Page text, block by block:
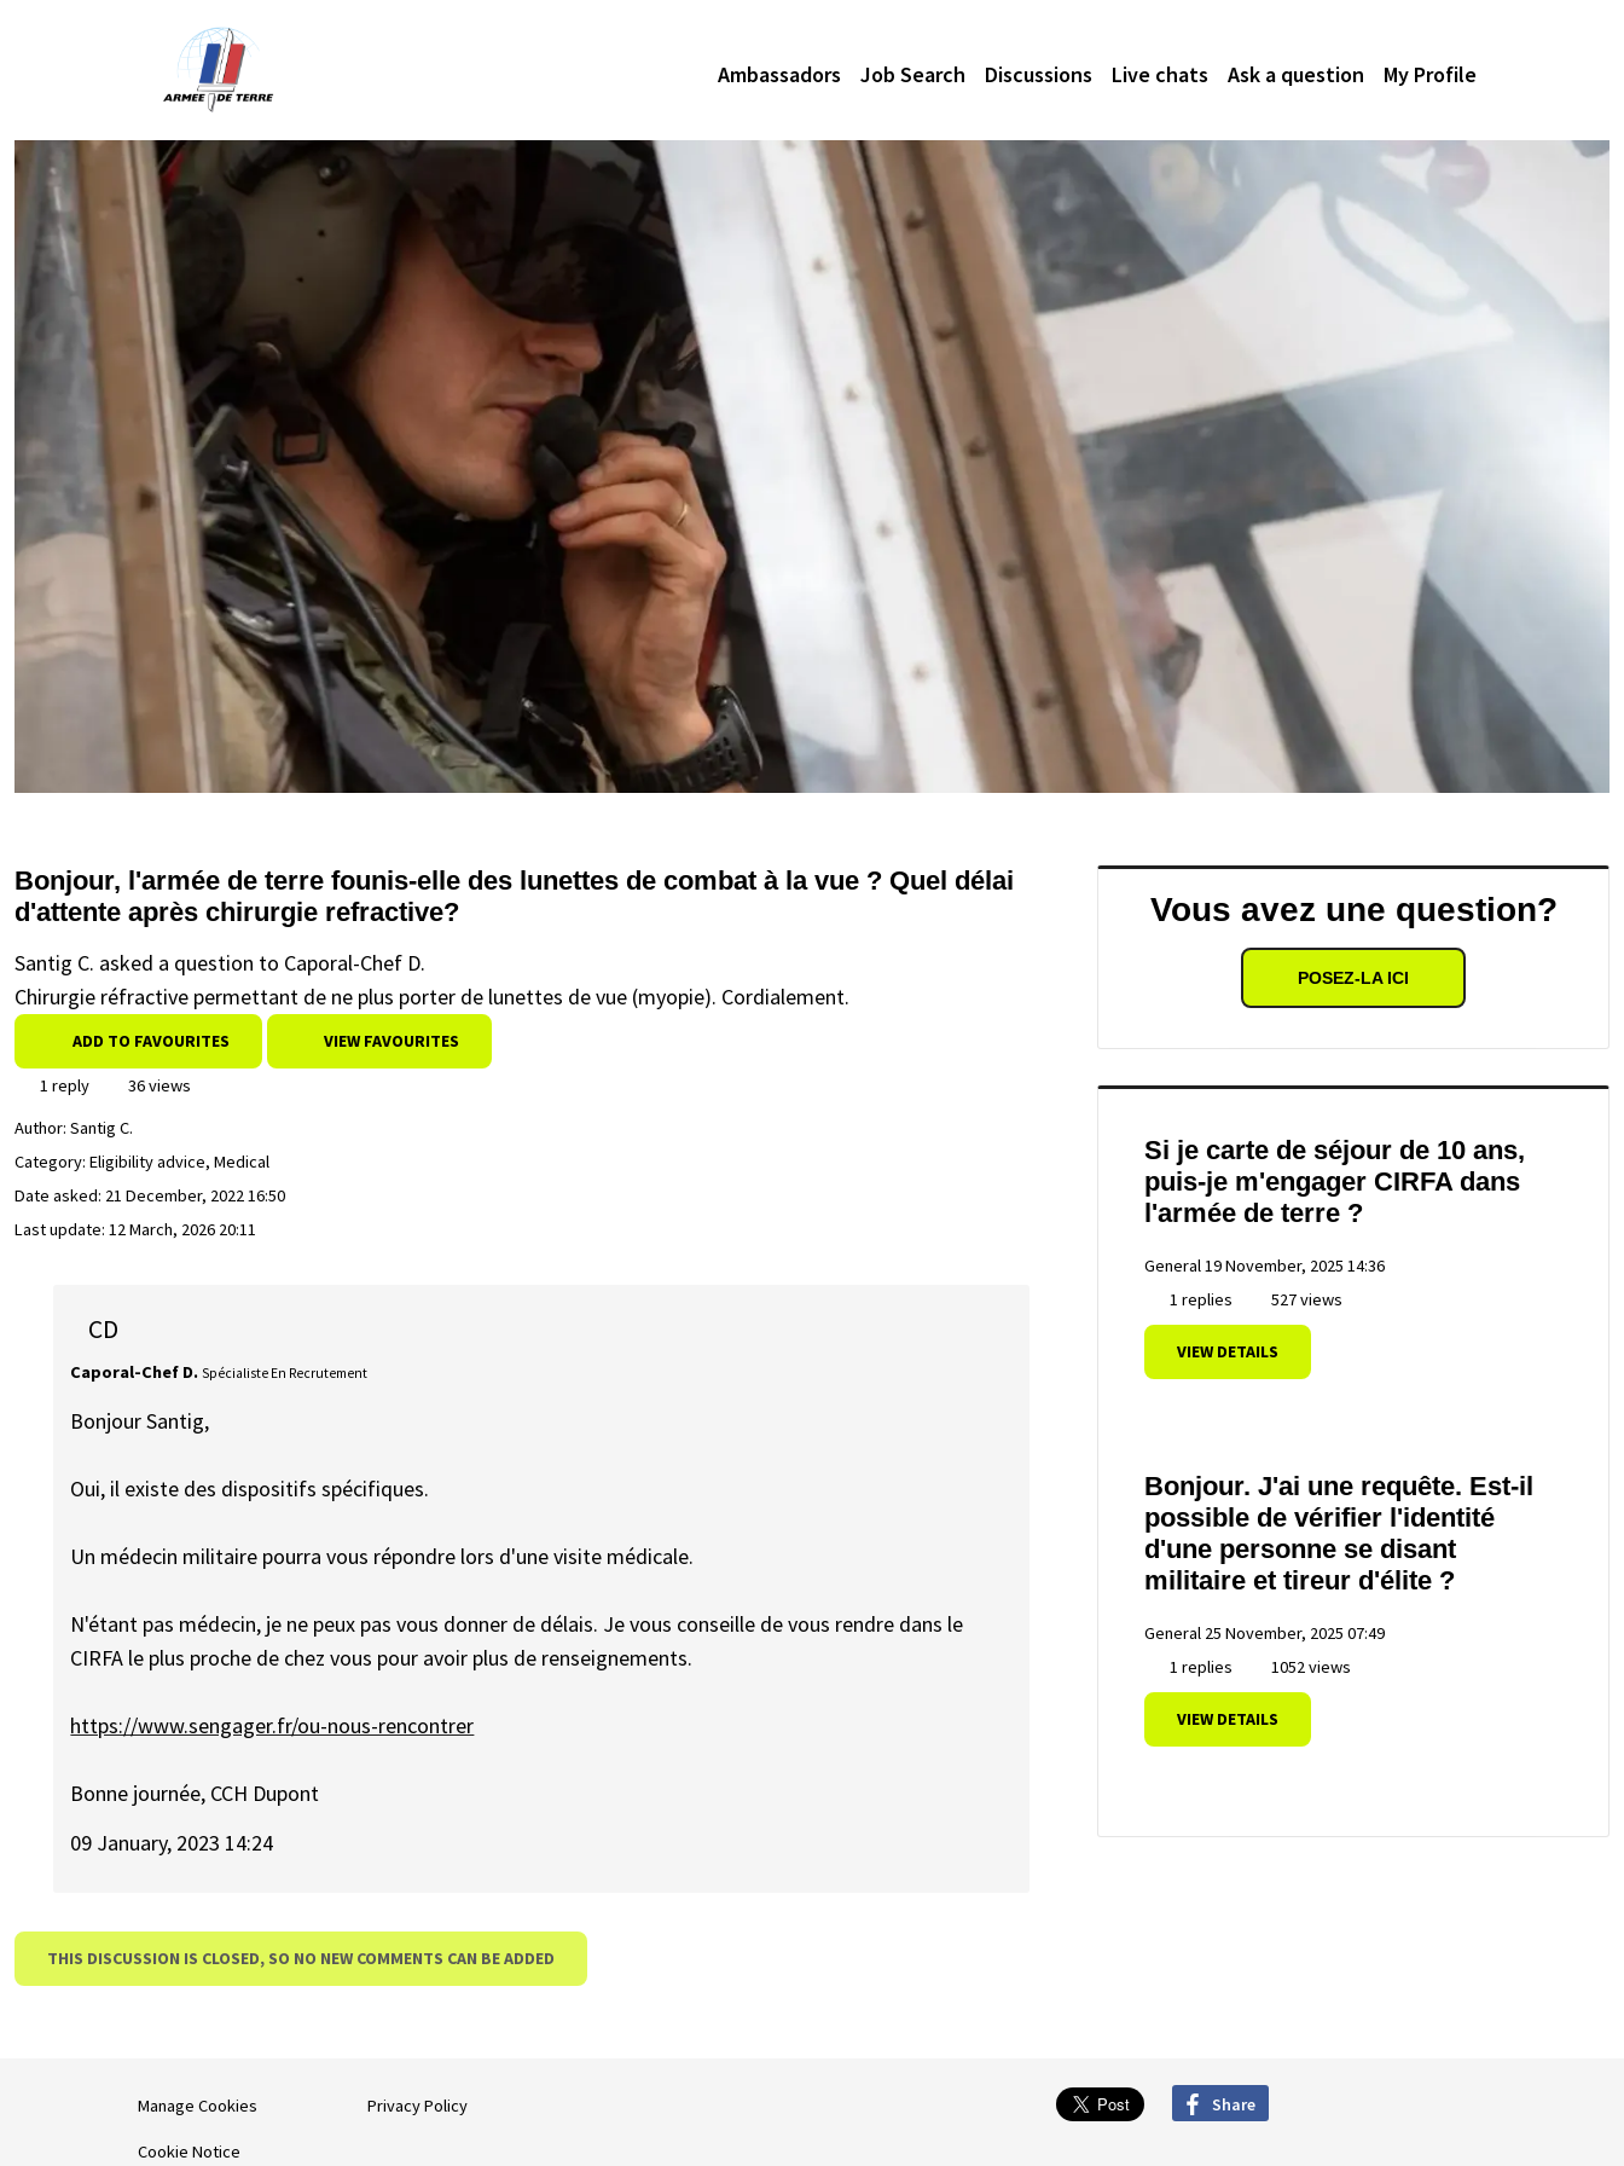
Ambassadors Job Search Discussions Live chats Ask a question My Profile
Bonjour, l'armée de terre founis-elle des lunettes de combat à la vue ? Quel délai
d'attente après chirurgie refractive?
Santig C. asked a question to Caporal-Chef D.
Chirurgie réfractive permettant de ne plus porter de lunettes de vue (myopie). Cordialement.
ADD TO FAVOURITES VIEW FAVOURITES
1 reply
36 views
Author: Santig C.
Category: Eligibility advice, Medical
Date asked: 21 December, 2022 16:50
Last update: 12 March, 2026 20:11
CD
Caporal-Chef D. Spécialiste En Recrutement
Bonjour Santig,
Oui, il existe des dispositifs spécifiques.
Un médecin militaire pourra vous répondre lors d'une visite médicale.
N'étant pas médecin, je ne peux pas vous donner de délais. Je vous conseille de vous rendre dans le
CIRFA le plus proche de chez vous pour avoir plus de renseignements.
https://www.sengager.fr/ou-nous-rencontrer
Bonne journée, CCH Dupont
09 January, 2023 14:24
THIS DISCUSSION IS CLOSED, SO NO NEW COMMENTS CAN BE ADDED
Vous avez une question?
POSEZ-LA ICI
Si je carte de séjour de 10 ans,
puis-je m'engager CIRFA dans
l'armée de terre ?
General19 November, 2025 14:36
1 replies
527 views
VIEW DETAILS
Bonjour. J'ai une requête. Est-il
possible de vérifier l'identité
d'une personne se disant
militaire et tireur d'élite ?
General 25 November, 2025 07:49
1 replies
1052 views
VIEW DETAILS
Manage Cookies
Cookie Notice
Privacy Policy Share